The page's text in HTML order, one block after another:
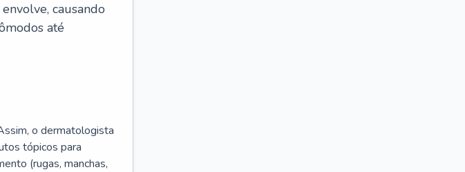
causando
até
o dermatologista
tópicos para
(rugas, manchas,